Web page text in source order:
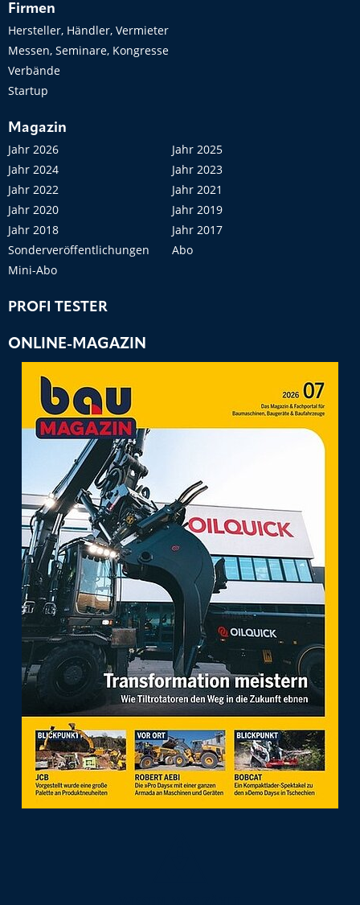
Firmen
Hersteller, Händler, Vermieter
Messen, Seminare, Kongresse
Verbände
Startup
Magazin
Jahr 2026
Jahr 2025
Jahr 2024
Jahr 2023
Jahr 2022
Jahr 2021
Jahr 2020
Jahr 2019
Jahr 2018
Jahr 2017
Sonderveröffentlichungen
Abo
Mini-Abo
PROFI TESTER
ONLINE-MAGAZIN